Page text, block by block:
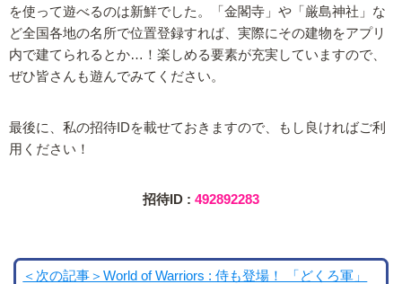
を使って遊べるのは新鮮でした。「金閣寺」や「厳島神社」な
ど全国各地の名所で位置登録すれば、実際にその建物をアプリ
内で建てられるとか…！楽しめる要素が充実していますので、
ぜひ皆さんも遊んでみてください。
最後に、私の招待IDを載せておきますので、もし良ければご利
用ください！
招待ID : 492892283
＜次の記事＞World of Warriors : 侍も登場！ 「どくろ軍」